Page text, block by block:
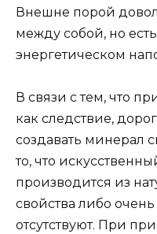
Внешне порой
между собой, но
энергетическом
В связи с тем, что
как следствие,
создавать минерал
то, что
производится из
свойства либо
отсутствуют. При